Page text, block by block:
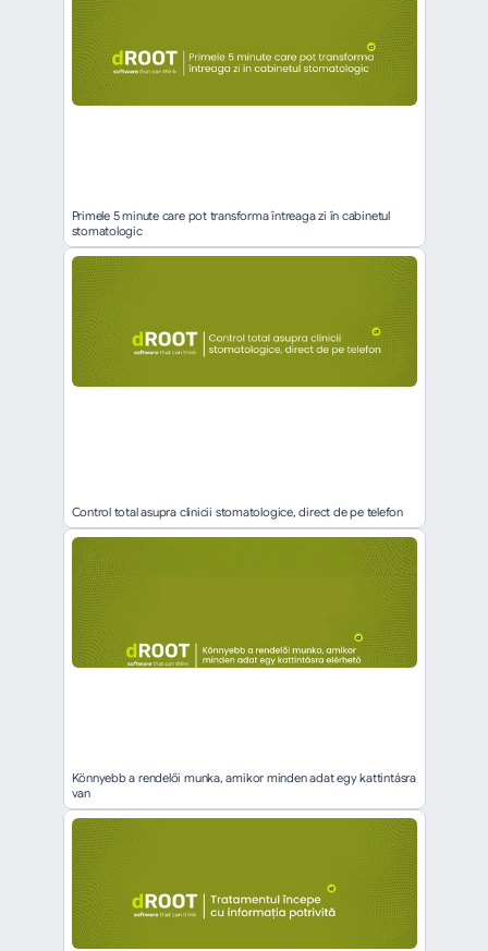
Primele 5 minute care pot transforma întreaga zi în cabinetul
stomatologic
Control total asupra clinicii stomatologice, direct de pe telefon
Könnyebb a rendelői munka, amikor minden adat egy kattintásra
van